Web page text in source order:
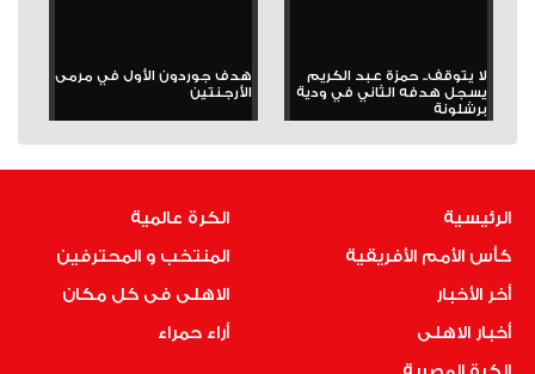
لا يتوقف.. حمزة عبد الكريم
يسجل هدفه الثاني في ودية
برشلونة
هدف جوردون الأول في مرمى
الأرجنتين
الرئيسية
كأس الأمم الأفريقية
أخر الأخبار
أخبار الاهلى
الكرة عالمية
المنتخب و المحترفين
الاهلى فى كل مكان
أراء حمراء